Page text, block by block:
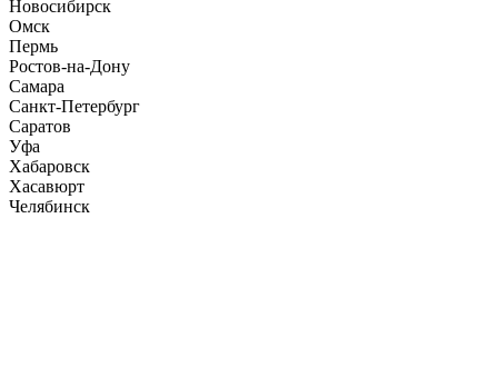
Новосибирск
Омск
Пермь
Ростов-на-Дону
Самара
Санкт-Петербург
Саратов
Уфа
Хабаровск
Хасавюрт
Челябинск